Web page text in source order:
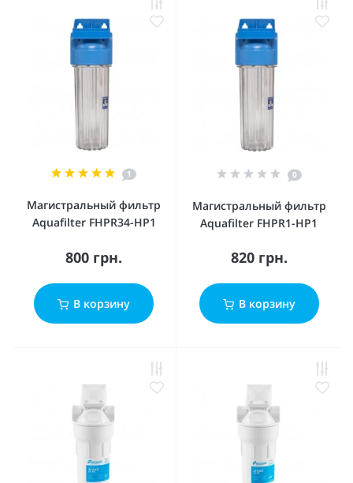
1
Магистральный фильтр
Aquafilter FHPR34-HP1
800 грн.
В корзину
0
Магистральный фильтр
Aquafilter FHPR1-HP1
820 грн.
В корзину